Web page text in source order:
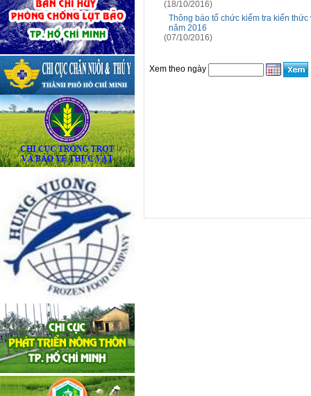
(18/10/2016)
Thông báo tổ chức kiểm tra kiến
năm 2016
(07/10/2016)
Xem theo ngày